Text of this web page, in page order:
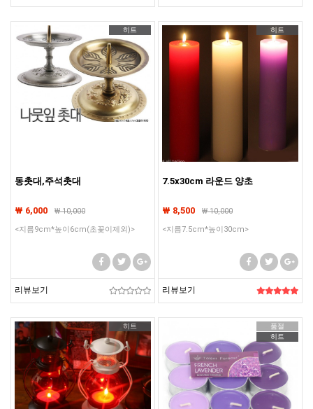
히트
동촛대,주석촛대
₩ 6,000 ₩10,000
<지름9cm*높이6cm(초꽃이제외)>
리뷰보기
히트
7.5x30cm 라운드 양초
₩ 8,500 ₩10,000
<지름7.5cm*높이30cm>
리뷰보기
히트
품절
히트